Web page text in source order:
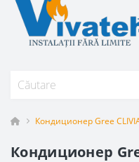
Кондиционер Gree
Кондиционер